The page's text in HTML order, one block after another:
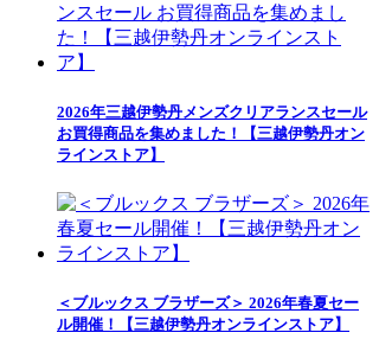
2026年三越伊勢丹メンズクリアランスセール
お買得商品を集めました！【三越伊勢丹オン
ラインストア】
＜ブルックス ブラザーズ＞ 2026年春夏セー
ル開催！【三越伊勢丹オンラインストア】